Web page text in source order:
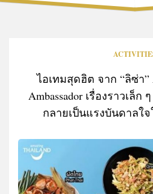
ไอเทมสุดฮิต จาก “ลิซ่า”
Ambassador เรื่องราวเล็
กลายเป็นแรงบันดาลใ